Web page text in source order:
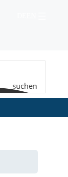
suchen